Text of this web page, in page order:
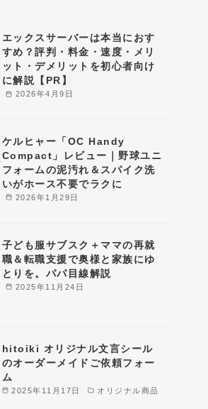
2026年4月9日
エックスサーバーは本当におす
すめ？評判・料金・速度・メリ
ット・デメリットを初心者向け
に解説【PR】
2026年1月29日
ケルヒャー「OC Handy
Compact」レビュー｜野球ユニ
フォームの泥汚れ＆スパイク洗
いがホース不要でラクに
2025年11月24日
子ども服サブスク＋ママの再就
職＆転職支援で奥様と家族にゆ
とりを。パパ目線解説
2025年11月17日 オリジナル商品
hitoiki オリジナル文言シール
のオーダーメイドご依頼フォー
ム